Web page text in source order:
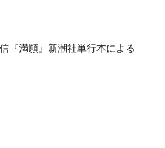
『満願』新潮社単行本による